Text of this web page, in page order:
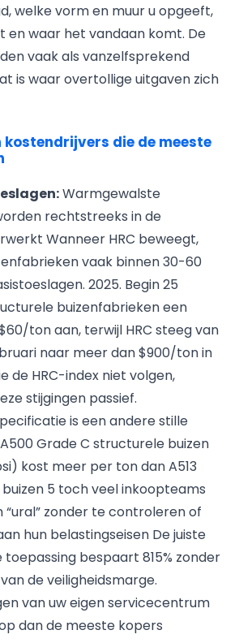
welke vorm en muur u opgeeft,
en waar het vandaan komt. De
vaak als vanzelfsprekend
is waar overtollige uitgaven zich
kostendrijvers die de meeste
Warmgewalste
rechtstreeks in de
Wanneer HRC beweegt,
vaak binnen 30-60
2025. Begin 25
buizenfabrieken een
ton aan, terwijl HRC steeg van
naar meer dan $900/ton in
de HRC-index niet volgen,
stijgingen passief.
is een andere stille
Grade C structurele buizen
kost meer per ton dan A513
5 toch veel inkoopteams
zonder te controleren of
hun belastingseisen De juiste
bespaart 815% zonder
de veiligheidsmarge.
van uw eigen servicecentrum
dan de meeste kopers